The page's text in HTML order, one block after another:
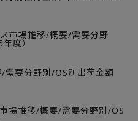
市場推移/概要/需要分野
度）
需要分野別/OS別出荷金額
場推移/概要/需要分野別/OS